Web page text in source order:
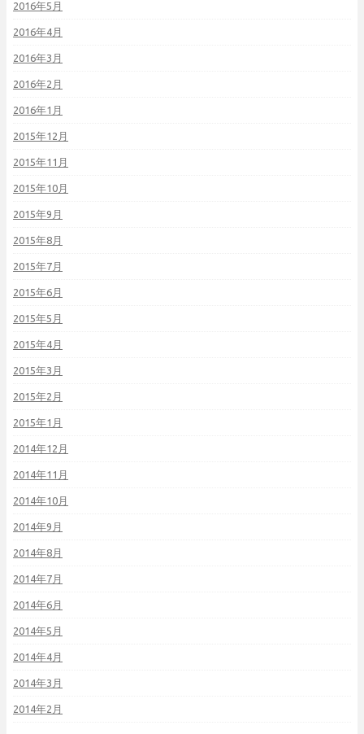
2016年5月
2016年4月
2016年3月
2016年2月
2016年1月
2015年12月
2015年11月
2015年10月
2015年9月
2015年8月
2015年7月
2015年6月
2015年5月
2015年4月
2015年3月
2015年2月
2015年1月
2014年12月
2014年11月
2014年10月
2014年9月
2014年8月
2014年7月
2014年6月
2014年5月
2014年4月
2014年3月
2014年2月